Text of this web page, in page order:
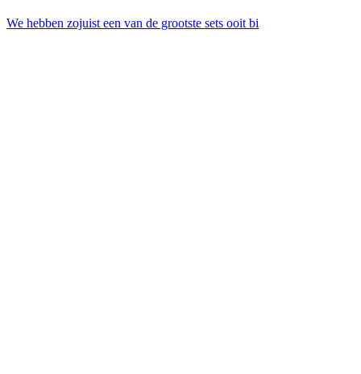
We hebben zojuist een van de grootste sets ooit bi